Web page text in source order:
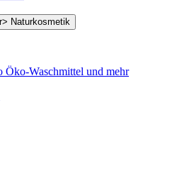
Öko-Waschmittel und mehr